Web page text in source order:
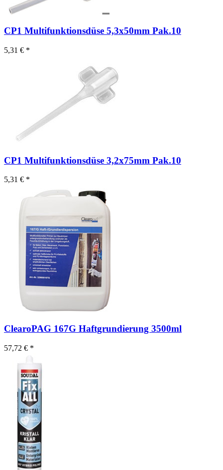
CP1 Multifunktionsdüse 5,3x50mm Pak.10
5,31 € *
CP1 Multifunktionsdüse 3,2x75mm Pak.10
5,31 € *
ClearoPAG 167G Haftgrundierung 3500ml
57,72 € *